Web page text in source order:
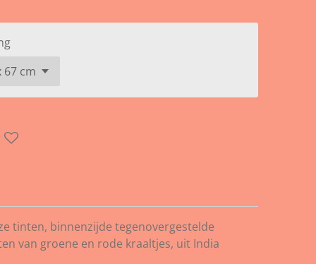
tinten, binnenzijde tegenovergestelde
van groene en rode kraaltjes, uit India